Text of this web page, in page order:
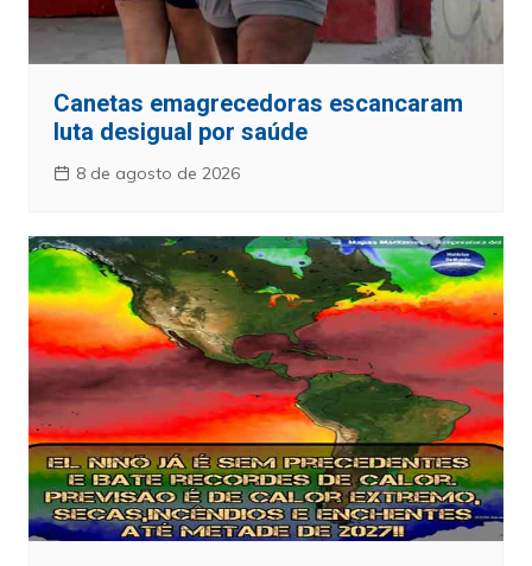
Canetas emagrecedoras escancaram
luta desigual por saúde
8 de agosto de 2026